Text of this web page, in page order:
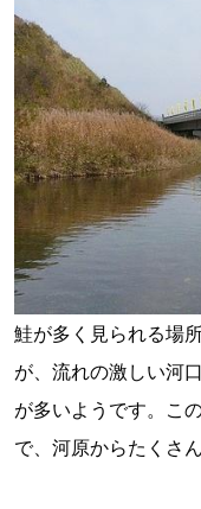
鮭が多く見られる場
が、流れの激しい河
が多いようです。こ
で、河原からたくさ